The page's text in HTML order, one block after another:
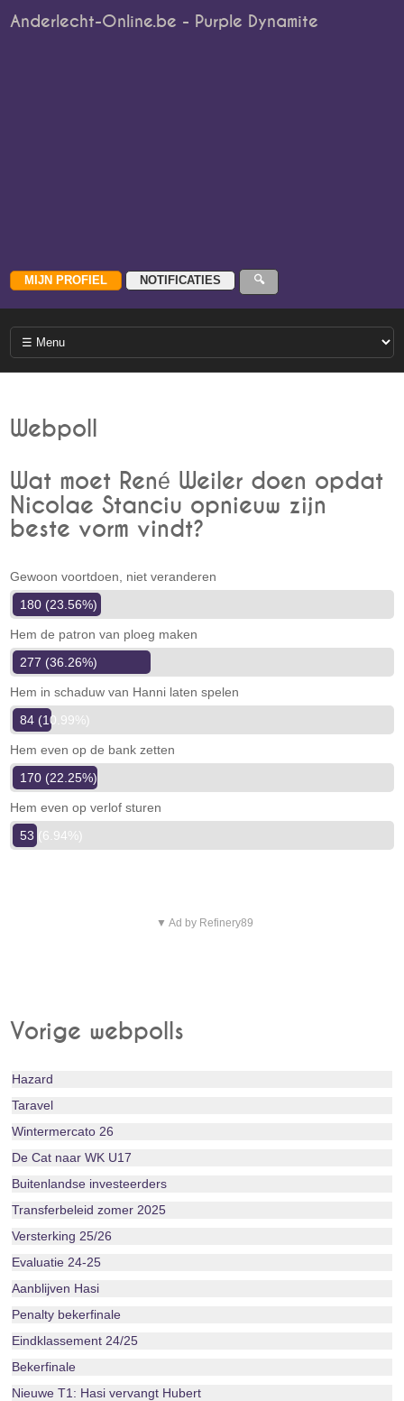
Anderlecht-Online.be - Purple Dynamite
Webpoll
Wat moet René Weiler doen opdat
Nicolae Stanciu opnieuw zijn
beste vorm vindt?
Gewoon voortdoen, niet veranderen
180 (23.56%)
Hem de patron van ploeg maken
277 (36.26%)
Hem in schaduw van Hanni laten spelen
84 (10.99%)
Hem even op de bank zetten
170 (22.25%)
Hem even op verlof sturen
53 (6.94%)
▼ Ad by Refinery89
Vorige webpolls
Hazard
Taravel
Wintermercato 26
De Cat naar WK U17
Buitenlandse investeerders
Transferbeleid zomer 2025
Versterking 25/26
Evaluatie 24-25
Aanblijven Hasi
Penalty bekerfinale
Eindklassement 24/25
Bekerfinale
Nieuwe T1: Hasi vervangt Hubert